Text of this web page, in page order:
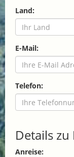
Land:
E-Mail:
Telefon:
Details
Anreise: